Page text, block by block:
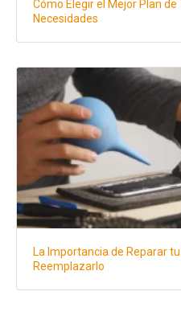
Cómo Elegir el Mejor Plan
Necesidades
La Importancia de Reparar
Reemplazarlo